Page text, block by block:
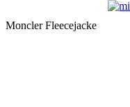
Moncler Fleecejacke